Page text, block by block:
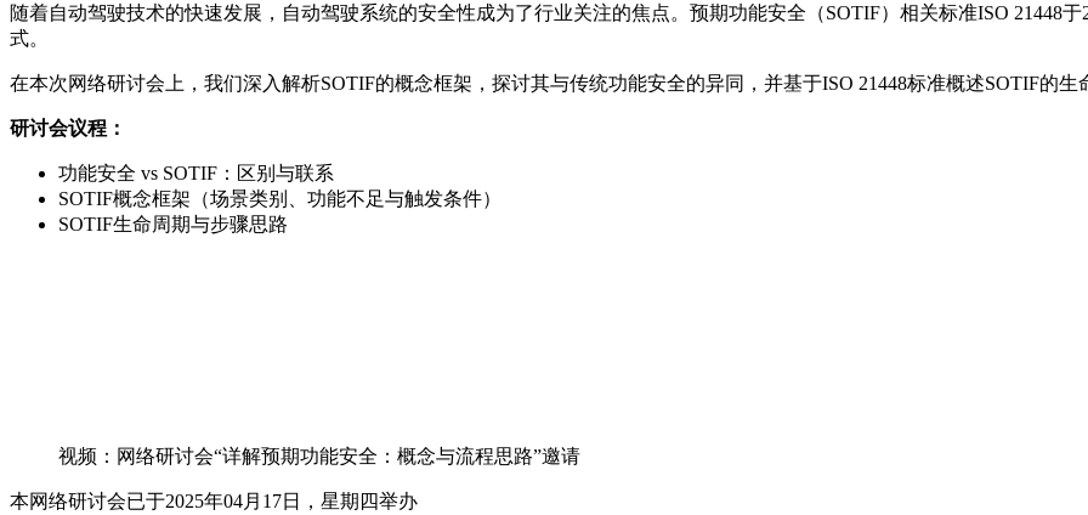
随着自动驾驶技术的快速发展，自动驾驶系统的安全性成为了行业关注的焦点。预期功能安全（SOTIF）相关标准ISO 21448
式。
在本次网络研讨会上，我们深入解析SOTIF的概念框架，探讨其与传统功能安全的异同，并基于ISO 21448标准概述SOTIF的生
研讨会议程：
功能安全 vs SOTIF：区别与联系
SOTIF概念框架（场景类别、功能不足与触发条件）
SOTIF生命周期与步骤思路
视频：网络研讨会“详解预期功能安全：概念与流程思路”邀请
本网络研讨会已于2025年04月17日，星期四举办